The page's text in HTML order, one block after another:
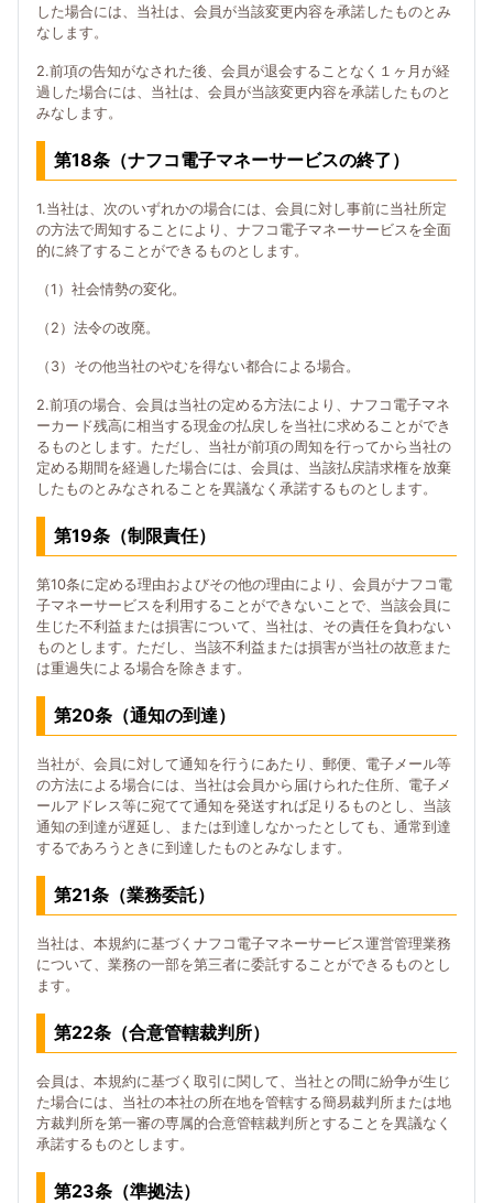
した場合には、当社は、会員が当該変更内容を承諾したものとみ
なします。
2.前項の告知がなされた後、会員が退会することなく１ヶ月が経
過した場合には、当社は、会員が当該変更内容を承諾したものと
みなします。
第18条（ナフコ電子マネーサービスの終了）
1.当社は、次のいずれかの場合には、会員に対し事前に当社所定
の方法で周知することにより、ナフコ電子マネーサービスを全面
的に終了することができるものとします。
（1）社会情勢の変化。
（2）法令の改廃。
（3）その他当社のやむを得ない都合による場合。
2.前項の場合、会員は当社の定める方法により、ナフコ電子マネ
ーカード残高に相当する現金の払戻しを当社に求めることができ
るものとします。ただし、当社が前項の周知を行ってから当社の
定める期間を経過した場合には、会員は、当該払戻請求権を放棄
したものとみなされることを異議なく承諾するものとします。
第19条（制限責任）
第10条に定める理由およびその他の理由により、会員がナフコ電
子マネーサービスを利用することができないことで、当該会員に
生じた不利益または損害について、当社は、その責任を負わない
ものとします。ただし、当該不利益または損害が当社の故意また
は重過失による場合を除きます。
第20条（通知の到達）
当社が、会員に対して通知を行うにあたり、郵便、電子メール等
の方法による場合には、当社は会員から届けられた住所、電子メ
ールアドレス等に宛てて通知を発送すれば足りるものとし、当該
通知の到達が遅延し、または到達しなかったとしても、通常到達
するであろうときに到達したものとみなします。
第21条（業務委託）
当社は、本規約に基づくナフコ電子マネーサービス運営管理業務
について、業務の一部を第三者に委託することができるものとし
ます。
第22条（合意管轄裁判所）
会員は、本規約に基づく取引に関して、当社との間に紛争が生じ
た場合には、当社の本社の所在地を管轄する簡易裁判所または地
方裁判所を第一審の専属的合意管轄裁判所とすることを異議なく
承諾するものとします。
第23条（準拠法）